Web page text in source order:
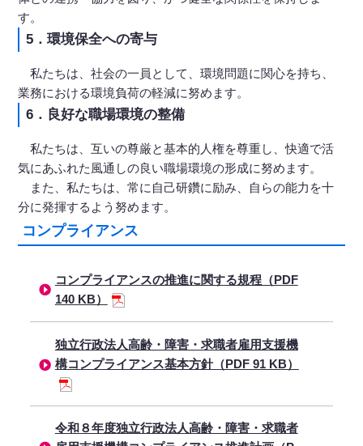
す。
5．環境保全への寄与
私たちは、社会の一員として、環境問題に関心を持ち、
業務における環境負荷の軽減に努めます。
6．良好な職場環境の整備
私たちは、互いの尊厳と基本的人権を尊重し、快適で活
気にあふれた風通しの良い職場環境の形成に努めます。
また、私たちは、常に自己研鑽に励み、自らの能力を十
分に発揮するよう努めます。
コンプライアンス
コンプライアンスの推進に関する規程（PDF
140 KB）
独立行政法人高齢・障害・求職者雇用支援機
構コンプライアンス基本方針（PDF 91 KB）
令和８年度独立行政法人高齢・障害・求職者